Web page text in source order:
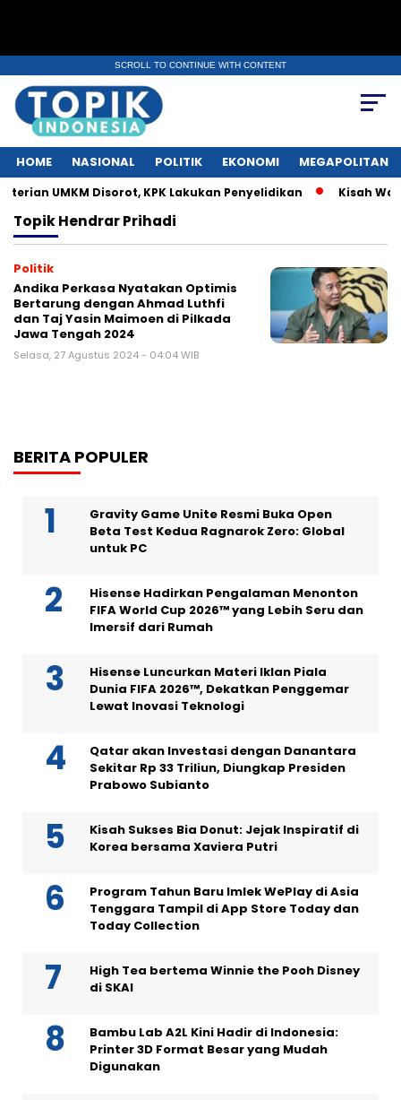
SCROLL TO CONTINUE WITH CONTENT
HOME NASIONAL POLITIK EKONOMI MEGAPOLITAN
UMKM Disorot, KPK Lakukan Penyelidikan Kisah
TopikHendrar Prihadi
Politik
Andika Perkasa Nyatakan Optimis
Bertarung dengan Ahmad Luthfi
dan Taj Yasin Maimoen di Pilkada
Jawa Tengah 2024
Selasa, 27 Agustus 2024 - 04:04 WIB
BERITA POPULER
Gravity Game Unite Resmi Buka Open
Beta Test Kedua Ragnarok Zero: Global
untuk PC
Hisense Hadirkan Pengalaman Menonton
FIFA World Cup 2026™ yang Lebih Seru dan
Imersif dari Rumah
Hisense Luncurkan Materi Iklan Piala
Dunia FIFA 2026™, Dekatkan Penggemar
Lewat Inovasi Teknologi
Qatar akan Investasi dengan Danantara
Sekitar Rp 33 Triliun, Diungkap Presiden
Prabowo Subianto
Kisah Sukses Bia Donut: Jejak Inspiratif di
Korea bersama Xaviera Putri
Program Tahun Baru Imlek WePlay di Asia
Tenggara Tampil di App Store Today dan
Today Collection
High Tea bertema Winnie the Pooh Disney
di SKAI
Bambu Lab A2L Kini Hadir di Indonesia:
Printer 3D Format Besar yang Mudah
Digunakan